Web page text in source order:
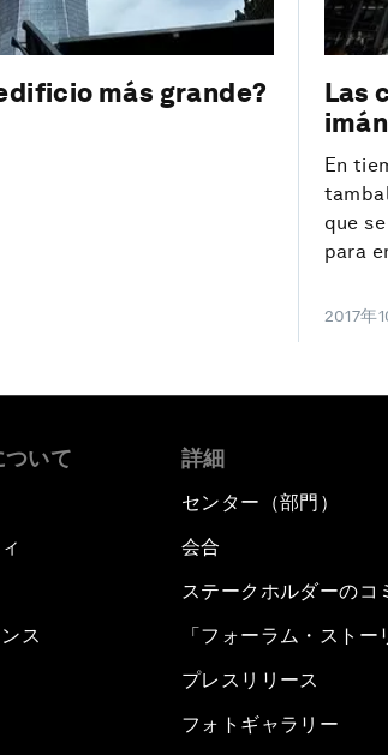
más grande?
Las
En
que
para
2017年
いて
ス
詳細
センター（部門）
会合
ステークホルダーのコ
「フォーラム・ストー
プレスリリース
フォトギャラリー